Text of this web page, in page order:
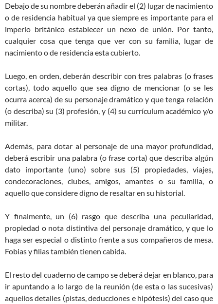
Debajo de su nombre deberán añadir el (2) lugar de nacimiento
o de residencia habitual ya que siempre es importante para el
imperio británico establecer un nexo de unión. Por tanto,
cualquier cosa que tenga que ver con su familia, lugar de
nacimiento o de residencia esta cubierto.
Luego, en orden, deberán describir con tres palabras (o frases
cortas), todo aquello que sea digno de mencionar (o se les
ocurra acerca) de su personaje dramático y que tenga relación
(o describa) su (3) profesión, y (4) su currículum académico y/o
militar.
Además, para dotar al personaje de una mayor profundidad,
deberá escribir una palabra (o frase corta) que describa algún
dato importante (uno) sobre sus (5) propiedades, viajes,
condecoraciones, clubes, amigos, amantes o su familia, o
aquello que considere digno de resaltar en su historial.
Y finalmente, un (6) rasgo que describa una peculiaridad,
propiedad o nota distintiva del personaje dramático, y que lo
haga ser especial o distinto frente a sus compañeros de mesa.
Fobias y filias también tienen cabida.
El resto del cuaderno de campo se deberá dejar en blanco, para
ir apuntando a lo largo de la reunión (de esta o las sucesivas)
aquellos detalles (pistas, deducciones e hipótesis) del caso que